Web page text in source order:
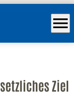
menu
Ziel